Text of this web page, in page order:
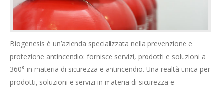
Biogenesis è un’azienda specializzata nella prevenzione e
protezione antincendio: fornisce servizi, prodotti e soluzioni a
360° in materia di sicurezza e antincendio. Una realtà unica per
prodotti, soluzioni e servizi in materia di sicurezza e